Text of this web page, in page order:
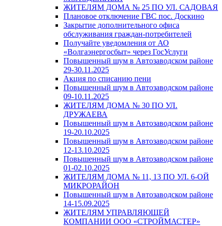
ЖИТЕЛЯМ ДОМА № 25 ПО УЛ. САДОВАЯ
Плановое отключение ГВС пос. Доскино
Закрытие дополнительного офиса
обслуживания граждан-потребителей
Получайте уведомления от АО
«Волгаэнергосбыт» через ГосУслуги
Повышенный шум в Автозаводском районе
29-30.11.2025
Акция по списанию пени
Повышенный шум в Автозаводском районе
09-10.11.2025
ЖИТЕЛЯМ ДОМА № 30 ПО УЛ.
ДРУЖАЕВА
Повышенный шум в Автозаводском районе
19-20.10.2025
Повышенный шум в Автозаводском районе
12-13.10.2025
Повышенный шум в Автозаводском районе
01-02.10.2025
ЖИТЕЛЯМ ДОМА № 11, 13 ПО УЛ. 6-ОЙ
МИКРОРАЙОН
Повышенный шум в Автозаводском районе
14-15.09.2025
ЖИТЕЛЯМ УПРАВЛЯЮЩЕЙ
КОМПАНИИ ООО «СТРОЙМАСТЕР»